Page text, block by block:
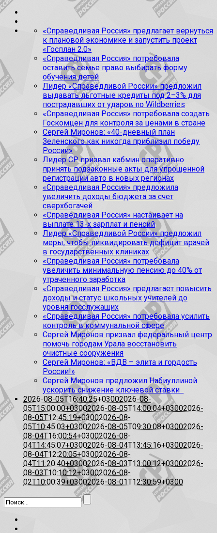
«Справедливая Россия» предлагает вернуться
к плановой экономике и запустить проект
«Госплан 2.0»
«Справедливая Россия» потребовала
оставить семье право выбирать форму
обучения детей
Лидер «Справедливой России» предложил
выдавать льготные кредиты под 2–3% для
пострадавших от ударов по Wildberries
«Справедливая Россия» потребовала создать
Госкомцен для контроля за ценами в стране
Сергей Миронов: «40-дневный план
Зеленского как никогда приблизил победу
России»
Лидер СР призвал кабмин оперативно
принять подзаконные акты для упрощенной
регистрации авто в новых регионах
«Справедливая Россия» предложила
увеличить доходы бюджета за счет
сверхбогачей
«Справедливая Россия» настаивает на
выплате 13-х зарплат и пенсий
Лидер «Справедливой России» предложил
меры, чтобы ликвидировать дефицит врачей
в государственных клиниках
«Справедливая Россия» потребовала
увеличить минимальную пенсию до 40% от
утраченного заработка
«Справедливая Россия» предлагает повысить
доходы и статус школьных учителей до
уровня госслужащих
«Справедливая Россия» потребовала усилить
контроль в коммунальной сфере
Сергей Миронов призвал федеральный центр
помочь городам Урала восстановить
очистные сооружения
Сергей Миронов: «ВДВ – элита и гордость
России!»
Сергей Миронов предложил Набиуллиной
ускорить снижение ключевой ставки
2026-08-05T16:40:25+03002026-08-
05T15:00:00+03002026-08-05T14:00:04+03002026-
08-05T12:45:19+03002026-08-
05T10:45:03+03002026-08-05T09:30:08+03002026-
08-04T16:00:54+03002026-08-
04T14:45:07+03002026-08-04T13:45:16+03002026-
08-04T12:20:05+03002026-08-
04T11:20:40+03002026-08-03T13:00:12+03002026-
08-03T10:10:12+03002026-08-
02T10:00:39+03002026-08-01T12:30:59+0300